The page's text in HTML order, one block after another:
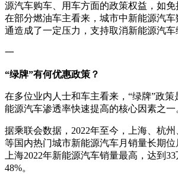
源汽车购车、用车方面的政策权益，如
在部分燃油车主看来，城市中新能源汽
通造成了一定压力，支持取消新能源汽车
一
“绿牌”有何优惠政策？
在多位业内人士和车主看来，“绿牌”政
能源汽车渗透率快速提高的核心因素之一
据乘联会数据，2022年至今，上海、杭
等国内热门城市新能源汽车月销量长期位
上海2022年新能源汽车销量最高，达到
48%。